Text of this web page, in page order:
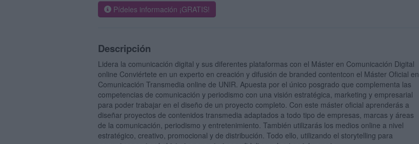
Pídeles información ¡GRATIS!
Descripción
Lidera la comunicación digital y sus diferentes plataformas con el Máster en Comunicación Digital
online Conviértete en un experto en creación y difusión de branded contentcon el Máster Oficial en
Comunicación Transmedia online de UNIR. Apuesta por el único posgrado que complementa las
competencias de comunicación y periodismo con una visión estratégica, marketing y empresarial
para poder trabajar en el diseño de un proyecto completo. Con este máster oficial aprenderás a
diseñar proyectos de contenidos transmedia adaptados a todo tipo de empresas, marcas y áreas
de la comunicación, periodismo y entretenimiento. También utilizarás los medios online a nivel
estratégico, creativo, promocional y de distribución. Todo ello, utilizando el storytelling para